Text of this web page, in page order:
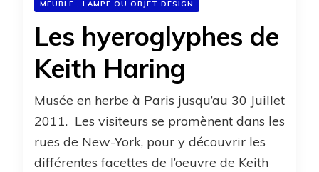
MEUBLE , LAMPE OU OBJET DESIGN
Les hyeroglyphes de
Keith Haring
Musée en herbe à Paris jusqu’au 30 Juillet
2011. Les visiteurs se promènent dans les
rues de New-York, pour y découvrir les
différentes facettes de l’oeuvre de Keith